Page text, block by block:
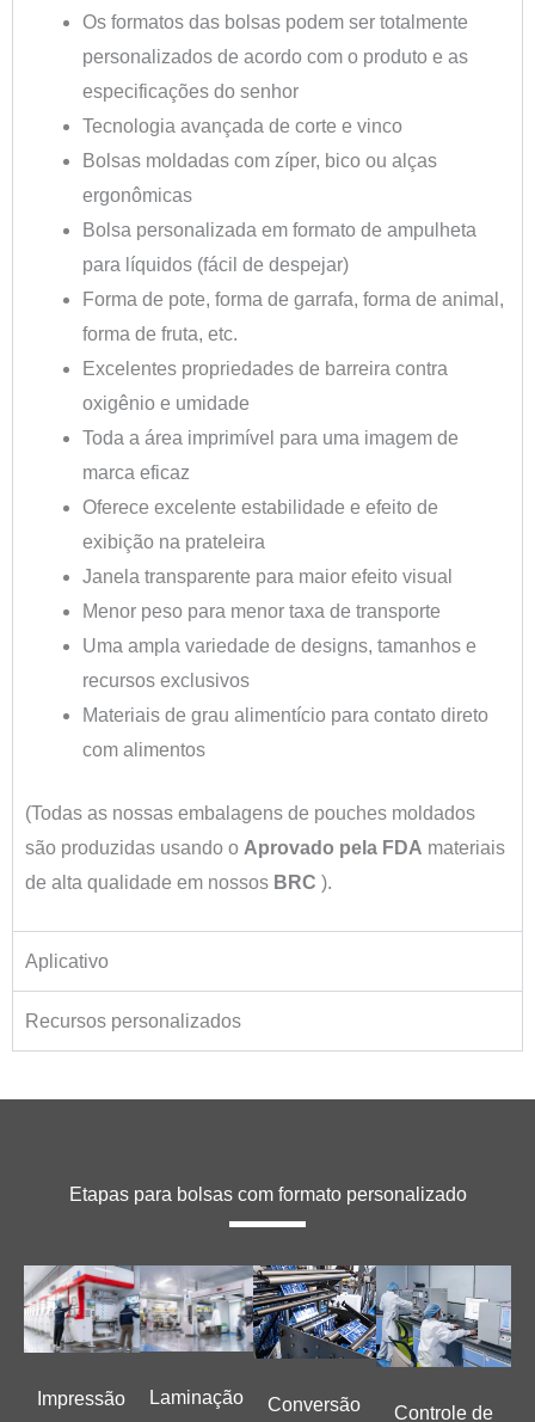
Os formatos das bolsas podem ser totalmente
personalizados de acordo com o produto e as
especificações do senhor
Tecnologia avançada de corte e vinco
Bolsas moldadas com zíper, bico ou alças
ergonômicas
Bolsa personalizada em formato de ampulheta
para líquidos (fácil de despejar)
Forma de pote, forma de garrafa, forma de animal,
forma de fruta, etc.
Excelentes propriedades de barreira contra
oxigênio e umidade
Toda a área imprimível para uma imagem de
marca eficaz
Oferece excelente estabilidade e efeito de
exibição na prateleira
Janela transparente para maior efeito visual
Menor peso para menor taxa de transporte
Uma ampla variedade de designs, tamanhos e
recursos exclusivos
Materiais de grau alimentício para contato direto
com alimentos
(Todas as nossas embalagens de pouches moldados
são produzidas usando o Aprovado pela FDA materiais
de alta qualidade em nossos BRC ).
Aplicativo
Recursos personalizados
Etapas para bolsas com formato personalizado
Impressão
Laminação
Conversão Controle de